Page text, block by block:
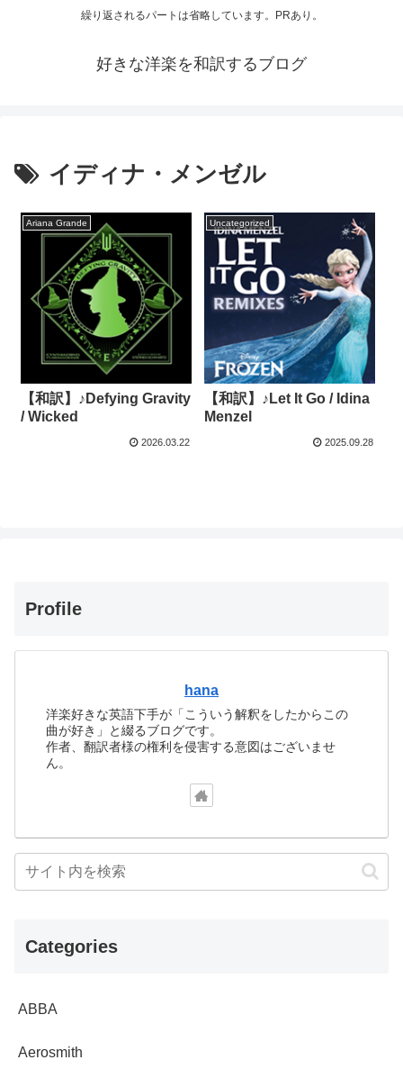
繰り返されるパートは省略しています。PRあり。
好きな洋楽を和訳するブログ
イディナ・メンゼル
Ariana Grande
【和訳】♪Defying Gravity
/ Wicked
2026.03.22
Uncategorized
【和訳】♪Let It Go / Idina
Menzel
2025.09.28
Profile
hana
洋楽好きな英語下手が「こういう解釈をしたからこの
曲が好き」と綴るブログです。
作者、翻訳者様の権利を侵害する意図はございませ
ん。
Categories
ABBA
Aerosmith